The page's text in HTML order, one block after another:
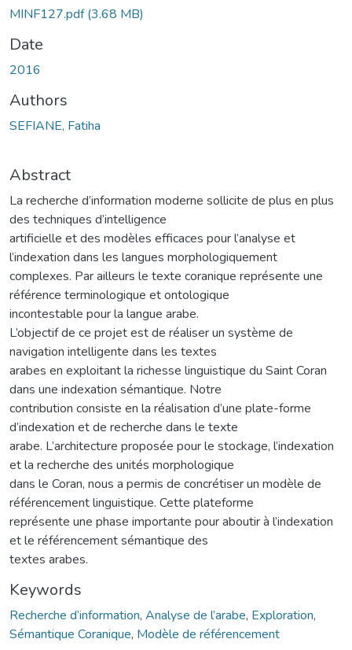
MINF127.pdf(3.68 MB)
Date
2016
Authors
SEFIANE, Fatiha
Abstract
La recherche d’information moderne sollicite de plus en plus
des techniques d’intelligence
artificielle et des modèles efficaces pour l’analyse et
l’indexation dans les langues morphologiquement
complexes. Par ailleurs le texte coranique représente une
référence terminologique et ontologique
incontestable pour la langue arabe.
L’objectif de ce projet est de réaliser un système de
navigation intelligente dans les textes
arabes en exploitant la richesse linguistique du Saint Coran
dans une indexation sémantique. Notre
contribution consiste en la réalisation d’une plate-forme
d’indexation et de recherche dans le texte
arabe. L’architecture proposée pour le stockage, l’indexation
et la recherche des unités morphologique
dans le Coran, nous a permis de concrétiser un modèle de
référencement linguistique. Cette plateforme
représente une phase importante pour aboutir à l’indexation
et le référencement sémantique des
textes arabes.
Keywords
Recherche d’information, Analyse de l’arabe, Exploration,
Sémantique Coranique, Modèle de référencement